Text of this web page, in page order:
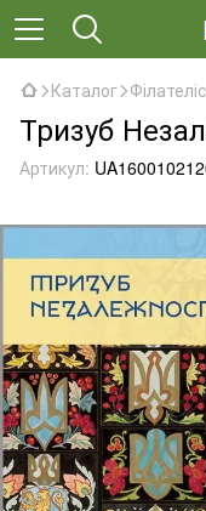
Каталог
Тризуб
Артикул: